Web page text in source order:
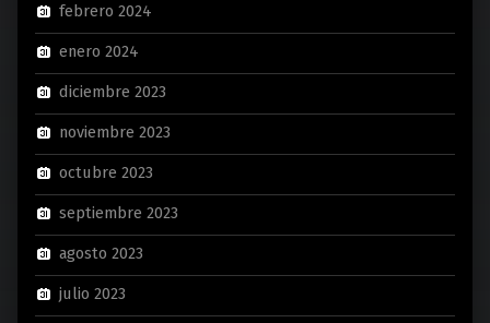
febrero 2024
enero 2024
diciembre 2023
noviembre 2023
octubre 2023
septiembre 2023
agosto 2023
julio 2023